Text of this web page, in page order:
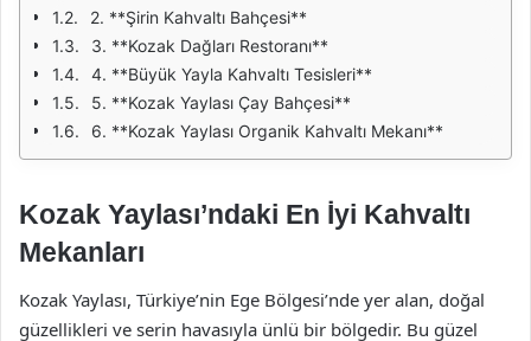
2. **Şirin Kahvaltı Bahçesi**
3. **Kozak Dağları Restoranı**
4. **Büyük Yayla Kahvaltı Tesisleri**
5. **Kozak Yaylası Çay Bahçesi**
6. **Kozak Yaylası Organik Kahvaltı Mekanı**
Kozak Yaylası’ndaki En İyi Kahvaltı
Mekanları
Kozak Yaylası, Türkiye’nin Ege Bölgesi’nde yer alan, doğal
güzellikleri ve serin havasıyla ünlü bir bölgedir. Bu güzel